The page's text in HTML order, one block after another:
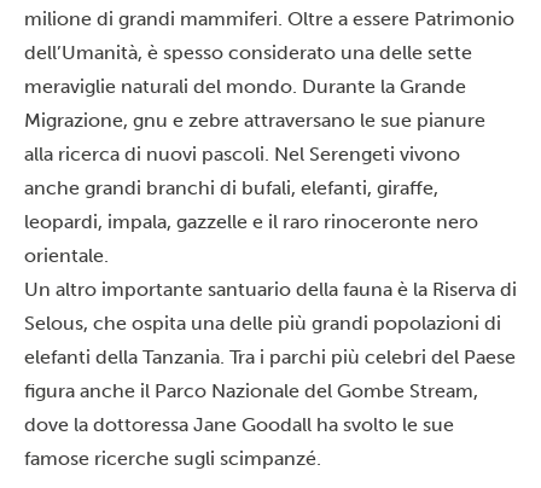
milione di grandi mammiferi. Oltre a essere Patrimonio
dell’Umanità, è spesso considerato una delle sette
meraviglie naturali del mondo. Durante la Grande
Migrazione, gnu e zebre attraversano le sue pianure
alla ricerca di nuovi pascoli. Nel Serengeti vivono
anche grandi branchi di bufali, elefanti, giraffe,
leopardi, impala, gazzelle e il raro rinoceronte nero
orientale.
Un altro importante santuario della fauna è la Riserva di
Selous, che ospita una delle più grandi popolazioni di
elefanti della Tanzania. Tra i parchi più celebri del Paese
figura anche il Parco Nazionale del Gombe Stream,
dove la dottoressa Jane Goodall ha svolto le sue
famose ricerche sugli scimpanzé.